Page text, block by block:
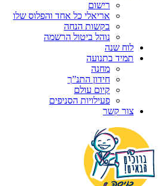
רישום
אריאלי כל אחד והפלוס שלו
בקשות הנחה
נוהל ביטול הרשמה
לוח שנה
תמיד בתנועה
מחנה
חידון התנ”ך
קיום עולם
פעילויות הסניפים
צור קשר